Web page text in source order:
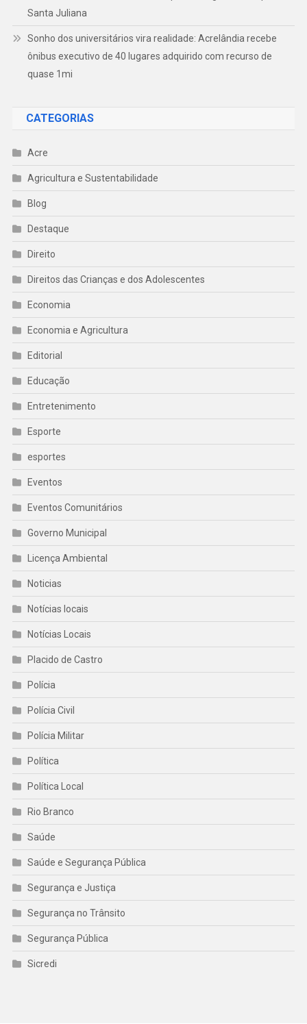
Santa Juliana
Sonho dos universitários vira realidade: Acrelândia recebe
ônibus executivo de 40 lugares adquirido com recurso de
quase 1mi
CATEGORIAS
Acre
Agricultura e Sustentabilidade
Blog
Destaque
Direito
Direitos das Crianças e dos Adolescentes
Economia
Economia e Agricultura
Editorial
Educação
Entretenimento
Esporte
esportes
Eventos
Eventos Comunitários
Governo Municipal
Licença Ambiental
Noticias
Notícias locais
Notícias Locais
Placido de Castro
Polícia
Polícia Civil
Polícia Militar
Política
Política Local
Rio Branco
Saúde
Saúde e Segurança Pública
Segurança e Justiça
Segurança no Trânsito
Segurança Pública
Sicredi